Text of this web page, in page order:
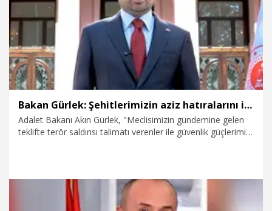
Bakan Gürlek: Şehitlerimizin aziz hatıralarını incitecek hiçbir tasarrufa izin verilmeyecek
Adalet Bakanı Akın Gürlek, "Meclisimizin gündemine gelen
teklifte terör saldırısı talimatı verenler ile güvenlik güçlerimizi
ailelerimizin ve kahraman gazilerimizin hassasiyetleri sürecin
temel ölçüsü olacaktır. Onların onurunu ve aziz hatıralarını
incitecek hiçbir tasarrufa izin verilmeyecektir" dedi.